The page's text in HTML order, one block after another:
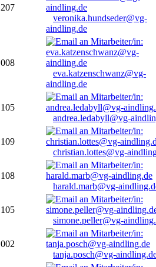
207
veronika.hundseder@vg-
aindling.de
008
eva.katzenschwanz@vg-
aindling.de
105
andrea.ledabyll@vg-
109
christian.lottes@vg-
108
harald.marb@vg-
105
simone.peller@vg-
002
tanja.posch@vg-